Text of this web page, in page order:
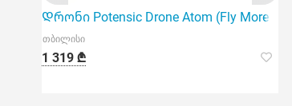
Დრონი Potensic Drone Atom (Fly More
თბილისი
1 319 ₾